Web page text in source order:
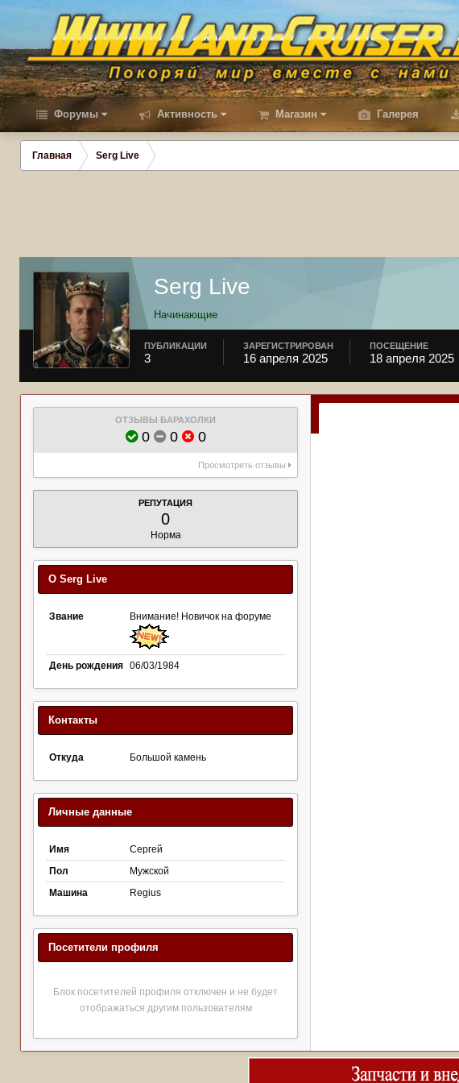
Форумы Активность Магазин Галерея
Главная Serg Live
Serg Live
Начинающие
ПУБЛИКАЦИИ
3
ЗАРЕГИСТРИРОВАН
16 апреля 2025
ПОСЕЩЕНИЕ
18 апреля 2025
ОТЗЫВЫ БАРАХОЛКИ
0 0 0
Просмотреть отзывы
РЕПУТАЦИЯ
0
Норма
О Serg Live
Звание Внимание! Новичок на форуме
День рождения 06/03/1984
Контакты
Откуда Большой камень
Личные данные
Имя
Сергей
Пол
Мужской
Машина
Regius
Посетители профиля
Блок посетителей профиля отключен и не будет
отображаться другим пользователям